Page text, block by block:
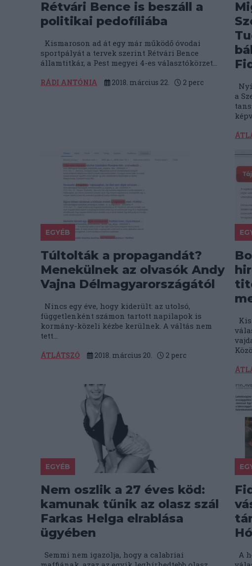
Rétvári Bence is beszáll a
politikai pedofíliába
Kismaroson ad át egy már működő óvodai
sportpályát a tervek szerint Rétvári Bence
államtitkár, a Pest megyei 4-es választókörzet...
RÁDI ANTÓNIA 2018. március 22. 2 perc
a
EGYÉB
Túltolták a propagandát?
Menekülnek az olvasók Andy
Vajna Délmagyarországától
Nincs egy éve, hogy kiderült: az utolsó,
függetlenként számon tartott napilapok is
kormány-közeli kézbe kerülnek. A váltás nem
tett...
ÁTLÁTSZÓ 2018. március 20. 2 perc
EGYÉB
Nem oszlik a 27 éves köd:
kamunak tűnik az olasz szál
Farkas Helga elrablása
ügyében
Semmi nem igazolja, hogy a calabriai
A